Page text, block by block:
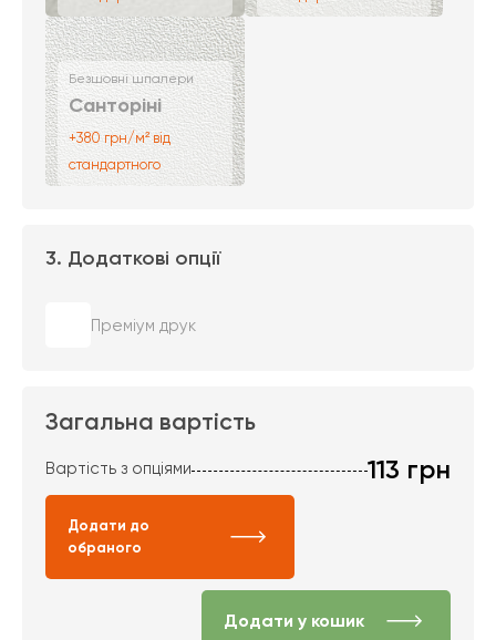
Безшовні шпалери
Санторіні
+380 грн/м² від
стандартного
3. Додаткові опції
Преміум друк
Загальна вартість
Вартість з опціями 113 грн
Додати до
обраного
Додати у кошик